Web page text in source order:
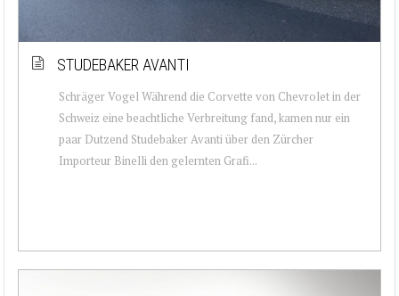
STUDEBAKER AVANTI
Schräger Vogel Während die Corvette von Chevrolet in der
Schweiz eine beachtliche Verbreitung fand, kamen nur ein
paar Dutzend Studebaker Avanti über den Zürcher
Importeur Binelli den gelernten Grafi...